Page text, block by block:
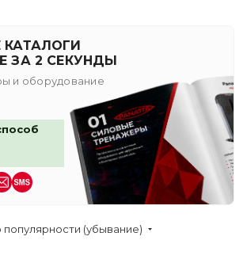
ЗА 2 СЕКУНДЫ
и оборудование
популярности (убывание)